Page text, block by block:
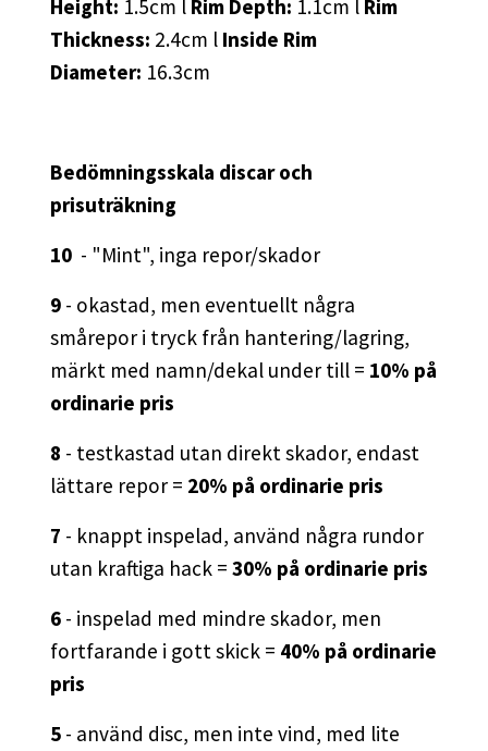
Height: 1.5cm l Rim Depth: 1.1cm l Rim
Thickness: 2.4cm l Inside Rim
Diameter: 16.3cm
Bedömningsskala discar och
prisuträkning
10 - "Mint", inga repor/skador
9 - okastad, men eventuellt några
smårepor i tryck från hantering/lagring,
märkt med namn/dekal under till = 10% på
ordinarie pris
8 - testkastad utan direkt skador, endast
lättare repor = 20% på ordinarie pris
7 - knappt inspelad, använd några rundor
utan kraftiga hack = 30% på ordinarie pris
6 - inspelad med mindre skador, men
fortfarande i gott skick = 40% på ordinarie
pris
5 - använd disc, men inte vind, med lite